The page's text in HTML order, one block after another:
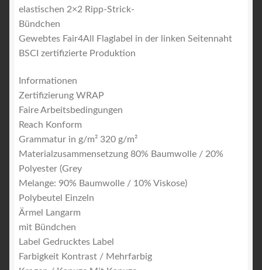
elastischen 2×2 Ripp-Strick-
Bündchen
Gewebtes Fair4All Flaglabel in der linken Seitennaht
BSCI zertifizierte Produktion
Informationen
Zertifizierung WRAP
Faire Arbeitsbedingungen
Reach Konform
Grammatur in g/m² 320 g/m²
Materialzusammensetzung 80% Baumwolle / 20%
Polyester (Grey
Melange: 90% Baumwolle / 10% Viskose)
Polybeutel
Einzeln
Ärmel
Langarm
mit Bündchen
Label Gedrucktes Label
Farbigkeit Kontrast / Mehrfarbig